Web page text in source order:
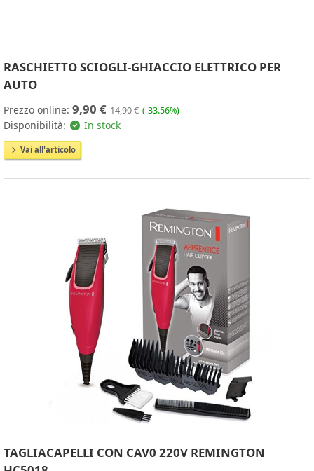
RASCHIETTO SCIOGLI-GHIACCIO ELETTRICO PER
AUTO
Prezzo online: 9,90 € 14,90 € (-33.56%)
Disponibilità: In stock
Vai all'articolo
TAGLIACAPELLI CON CAV0 220V REMINGTON